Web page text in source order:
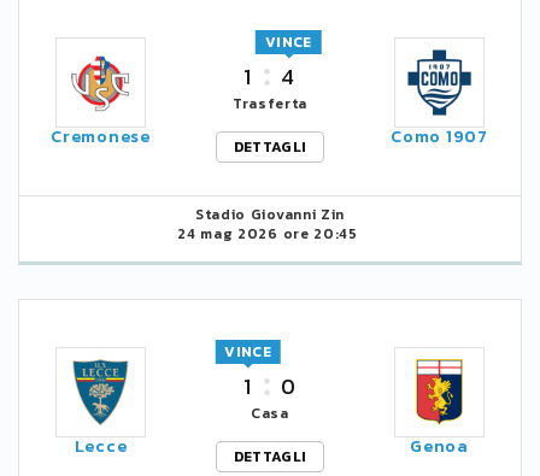
Cremonese
1 4
VINCE
Trasferta
DETTAGLI
Como 1907
Stadio Giovanni Zin
24 mag 2026 ore 20:45
Lecce
1
VINCE
0
Casa
DETTAGLI
Genoa